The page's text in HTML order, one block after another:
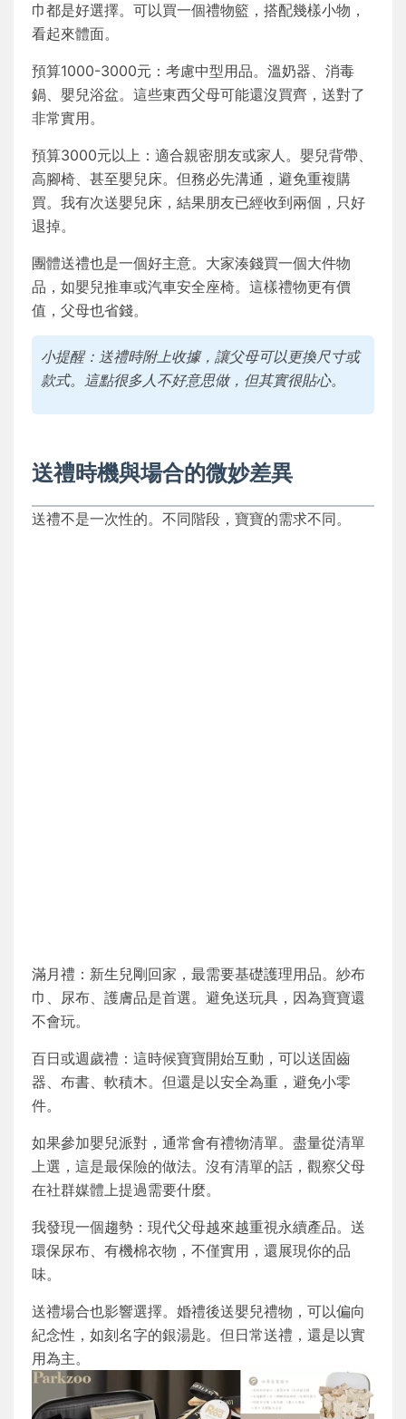
巾都是好選擇。可以買一個禮物籃，搭配幾樣小物，
看起來體面。
預算1000-3000元：考慮中型用品。溫奶器、消毒
鍋、嬰兒浴盆。這些東西父母可能還沒買齊，送對了
非常實用。
預算3000元以上：適合親密朋友或家人。嬰兒背帶、
高腳椅、甚至嬰兒床。但務必先溝通，避免重複購
買。我有次送嬰兒床，結果朋友已經收到兩個，只好
退掉。
團體送禮也是一個好主意。大家湊錢買一個大件物
品，如嬰兒推車或汽車安全座椅。這樣禮物更有價
值，父母也省錢。
小提醒：送禮時附上收據，讓父母可以更換尺寸或
款式。這點很多人不好意思做，但其實很貼心。
送禮時機與場合的微妙差異
送禮不是一次性的。不同階段，寶寶的需求不同。
滿月禮：新生兒剛回家，最需要基礎護理用品。紗布
巾、尿布、護膚品是首選。避免送玩具，因為寶寶還
不會玩。
百日或週歲禮：這時候寶寶開始互動，可以送固齒
器、布書、軟積木。但還是以安全為重，避免小零
件。
如果參加嬰兒派對，通常會有禮物清單。盡量從清單
上選，這是最保險的做法。沒有清單的話，觀察父母
在社群媒體上提過需要什麼。
我發現一個趨勢：現代父母越來越重視永續產品。送
環保尿布、有機棉衣物，不僅實用，還展現你的品
味。
送禮場合也影響選擇。婚禮後送嬰兒禮物，可以偏向
紀念性，如刻名字的銀湯匙。但日常送禮，還是以實
用為主。